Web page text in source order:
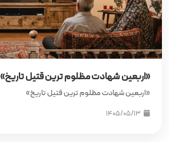
«اربعین شهادت مظلوم‌ ترین قتیل تاریخ»
«اربعین شهادت مظلوم‌ ترین قتیل تاریخ»
۱۴۰۵/۰۵/۱۳